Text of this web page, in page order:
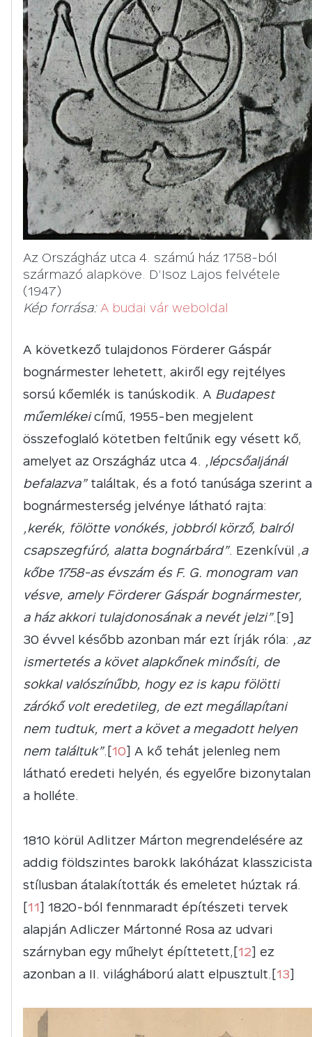
Az Országház utca 4. számú ház 1758-ból
származó alapköve. D’Isoz Lajos felvétele
(1947)
Kép forrása: A budai vár weboldal
A következő tulajdonos Förderer Gáspár
bognármester lehetett, akiről egy rejtélyes
sorsú kőemlék is tanúskodik. A Budapest
műemlékeicímű, 1955-ben megjelent
összefoglaló kötetben feltűnik egy vésett kő,
amelyet az Országház utca 4. „lépcsőaljánál
befalazva”találtak, és a fotó tanúsága szerint a
bognármesterség jelvénye látható rajta:
„kerék, fölötte vonókés, jobbról körző, balról
csapszegfúró, alatta bognárbárd”. Ezenkívül „a
kőbe 1758-as évszám és F. G. monogram van
vésve, amely Förderer Gáspár bognármester,
a ház akkori tulajdonosának a nevét jelzi”.[9]
30 évvel később azonban már ezt írják róla: „az
ismertetés a követ alapkőnek minősíti, de
sokkal valószínűbb, hogy ez is kapu fölötti
zárókő volt eredetileg, de ezt megállapítani
nem tudtuk, mert a követ a megadott helyen
nem találtuk”.[10] A kő tehát jelenleg nem
látható eredeti helyén, és egyelőre bizonytalan
a holléte.
1810 körül Adlitzer Márton megrendelésére az
addig földszintes barokk lakóházat klasszicista
stílusban átalakították és emeletet húztak rá.
[11] 1820-ból fennmaradt építészeti tervek
alapján Adliczer Mártonné Rosa az udvari
szárnyban egy műhelyt építtetett,[12] ez
azonban a II. világháború alatt elpusztult.[13]